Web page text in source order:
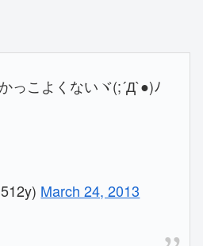
かっこよくないヾ(;´Д`●)ﾉ
March 24, 2013